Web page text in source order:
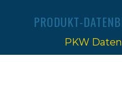
PRODUKT-
PKW